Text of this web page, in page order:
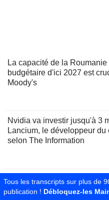
La capacité de la
budgétaire d'ici 2027 est
Moody's
Nvidia va investir jusqu'à 3
Lancium, le développeur
selon The Information
Nvidia s'apprête à investir
dans Lancium, selon The
Tous les transcripts sur plus de
publication ! Débloquez-les